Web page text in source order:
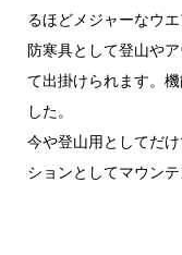
るほどメジャーなウエ
防寒具として登山や
て出掛けられます。
した。
今や登山用としてだ
ションとしてマウン